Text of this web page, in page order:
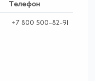
Телефон
+7 800 500-82-91